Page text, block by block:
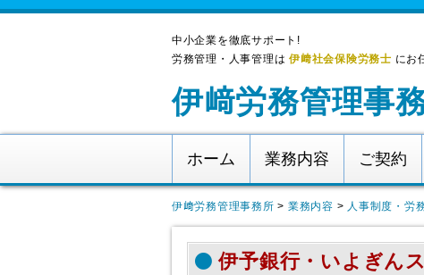
中小企業を徹底サポート!
労務管理・人事管理は伊﨑社会保険労務士 にお
伊﨑労務管理事
ホーム 業務内容 ご契約
伊﨑労務管理事務所 > 業務内容 > 人事制度・労
伊予銀行・いよぎん